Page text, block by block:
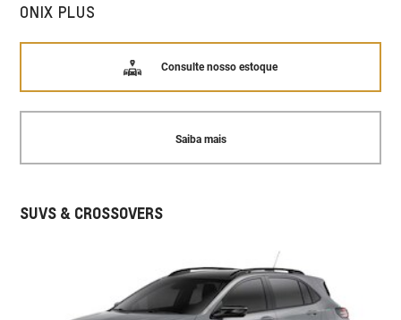
ONIX PLUS
Consulte nosso estoque
Saiba mais
SUVS & CROSSOVERS